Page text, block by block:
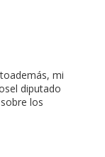
mi
diputado
los